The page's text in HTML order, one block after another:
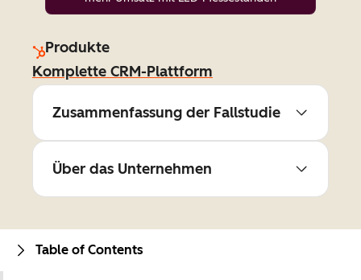
Produkte
Komplette CRM-Plattform
Zusammenfassung der Fallstudie
Über das Unternehmen
Table of Contents